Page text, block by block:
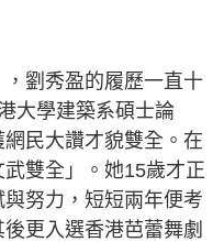
劉秀盈的履歷一直十
大學建築系碩士論
民大讚才貌雙全。在
雙全」。她15歲才正
努力，短短兩年便考
更入選香港芭蕾舞劇